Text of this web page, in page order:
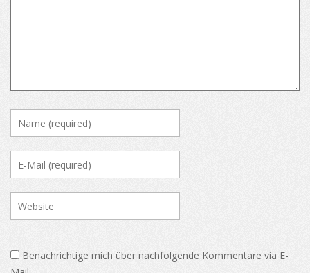
Benachrichtige mich über nachfolgende Kommentare via E-